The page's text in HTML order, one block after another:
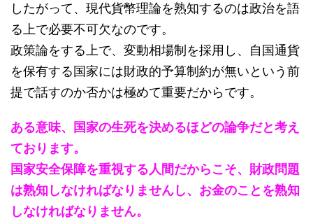
したがって、現代貨幣理論を熟知するのは政治を語
る上で必要不可欠なのです。
政策論をする上で、変動相場制を採用し、自国通貨
を保有する国家には財政的予算制約が無いという前
提で話すのか否かは極めて重要だからです。
ある意味、国家の生死を決めるほどの論争だと考え
ております。
国家安全保障を重視する人間だからこそ、財政問題
は熟知しなければなりませんし、お金のことを熟知
しなければなりません。